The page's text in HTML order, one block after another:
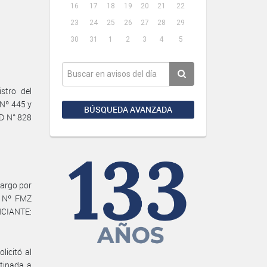
16 17 18 19 20 21
22
23
24 25 26 27 28
29
30
31 1 2 3 4 5
BÚSQUEDA AVANZADA
del
445 y
N° 828
por
FMZ
al